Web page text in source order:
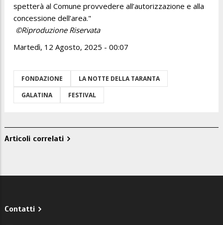
spetterà al Comune provvedere all’autorizzazione e alla
concessione dell’area."
©Riproduzione Riservata
Martedì, 12 Agosto, 2025 - 00:07
FONDAZIONE
LA NOTTE DELLA TARANTA
GALATINA
FESTIVAL
Articoli correlati
Contatti